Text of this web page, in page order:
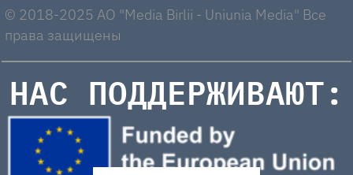
© 2018-2025 AO "Media Birlii - Uniunia Media" Все
права защищены
НАС ПОДДЕРЖИВАЮТ: